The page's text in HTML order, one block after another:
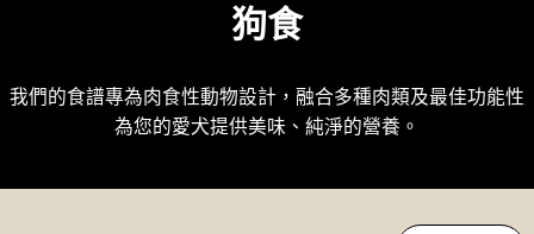
狗食
我們的食譜專為肉食性動物設計，融合多種肉類及最佳功能性
為您的愛犬提供美味、純淨的營養。